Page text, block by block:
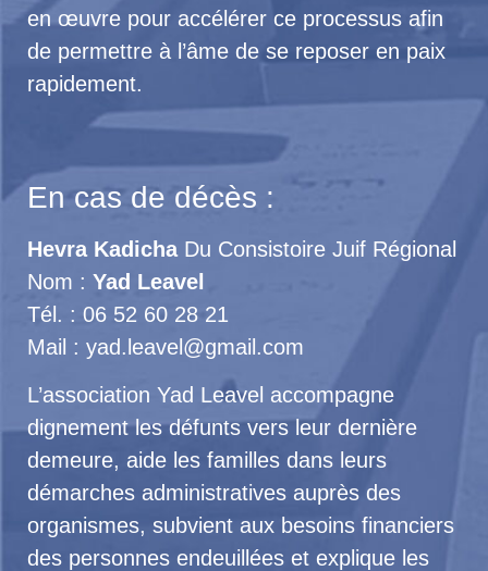
en œuvre pour accélérer ce processus afin
de permettre à l’âme de se reposer en paix
rapidement.
En cas de décès :
Hevra KadichaDu Consistoire Juif Régional
Nom : Yad Leavel
Tél. : 06 52 60 28 21
Mail : yad.leavel@gmail.com
L’association Yad Leavel accompagne
dignement les défunts vers leur dernière
demeure, aide les familles dans leurs
démarches administratives auprès des
organismes, subvient aux besoins financiers
des personnes endeuillées et explique les